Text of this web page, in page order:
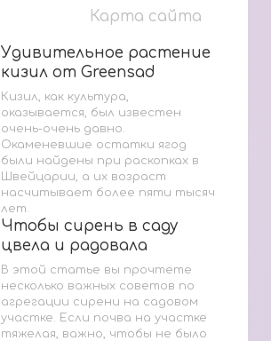
Карта сайта
Удивительное растение
кизил от Greensad
Удивительное растение
кизил от Greensad
Кизил, как культура,
оказывается, был известен
очень-очень давно.
Окаменевшие остатки ягод
были найдены при раскопках в
Швейцарии, а их возраст
насчитывает более пяти тысяч
лет.
Чтобы сирень в саду
цвела и радовала
Чтобы сирень в саду
цвела и радовала
В этой статье вы прочтете
несколько важных советов по
агрегации сирени на садовом
участке. Если почва на участке
тяжелая, важно, чтобы не было